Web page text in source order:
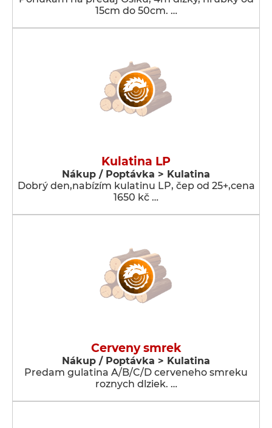
15cm do 50cm. …
Kulatina LP
Nákup / Poptávka > Kulatina
Dobrý den,nabízím kulatinu LP, čep od 25+,cena
1650 kč …
Cerveny smrek
Nákup / Poptávka > Kulatina
Predam gulatina A/B/C/D cerveneho smreku
roznych dlziek. …